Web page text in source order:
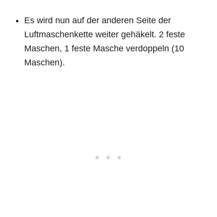
Es wird nun auf der anderen Seite der
Luftmaschenkette weiter gehäkelt. 2 feste
Maschen, 1 feste Masche verdoppeln (10
Maschen).